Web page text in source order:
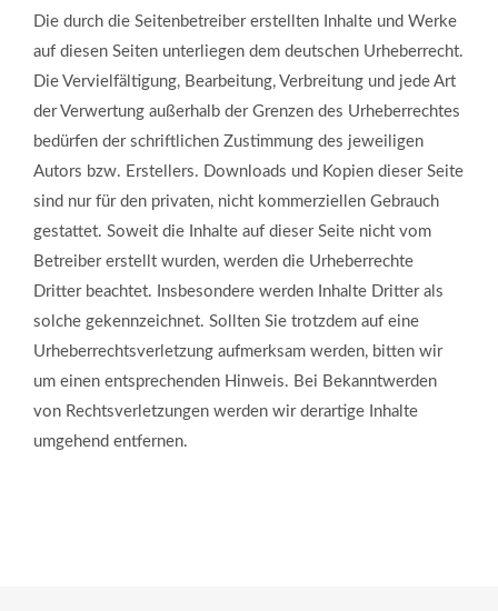
Die durch die Seitenbetreiber erstellten Inhalte und Werke
auf diesen Seiten unterliegen dem deutschen Urheberrecht.
Die Vervielfältigung, Bearbeitung, Verbreitung und jede Art
der Verwertung außerhalb der Grenzen des Urheberrechtes
bedürfen der schriftlichen Zustimmung des jeweiligen
Autors bzw. Erstellers. Downloads und Kopien dieser Seite
sind nur für den privaten, nicht kommerziellen Gebrauch
gestattet. Soweit die Inhalte auf dieser Seite nicht vom
Betreiber erstellt wurden, werden die Urheberrechte
Dritter beachtet. Insbesondere werden Inhalte Dritter als
solche gekennzeichnet. Sollten Sie trotzdem auf eine
Urheberrechtsverletzung aufmerksam werden, bitten wir
um einen entsprechenden Hinweis. Bei Bekanntwerden
von Rechtsverletzungen werden wir derartige Inhalte
umgehend entfernen.